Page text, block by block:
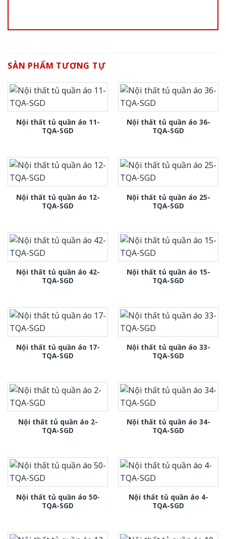
SẢN PHẨM TƯƠNG TỰ
Nội thất tủ quần áo 11-
TQA-SGD
Nội thất tủ quần áo 36-
TQA-SGD
Nội thất tủ quần áo 12-
TQA-SGD
Nội thất tủ quần áo 25-
TQA-SGD
Nội thất tủ quần áo 42-
TQA-SGD
Nội thất tủ quần áo 15-
TQA-SGD
Nội thất tủ quần áo 17-
TQA-SGD
Nội thất tủ quần áo 33-
TQA-SGD
Nội thất tủ quần áo 2-
TQA-SGD
Nội thất tủ quần áo 34-
TQA-SGD
Nội thất tủ quần áo 50-
TQA-SGD
Nội thất tủ quần áo 4-
TQA-SGD